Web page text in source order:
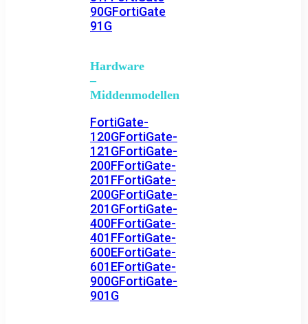
90GFortiGate
91G
Hardware
–
Middenmodellen
FortiGate-
120GFortiGate-
121GFortiGate-
200FFortiGate-
201FFortiGate-
200GFortiGate-
201GFortiGate-
400FFortiGate-
401FFortiGate-
600EFortiGate-
601EFortiGate-
900GFortiGate-
901G